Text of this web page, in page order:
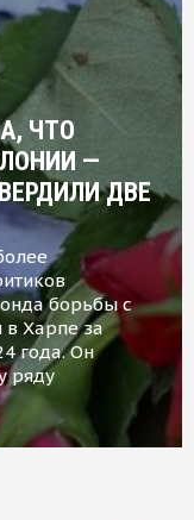
ЧТО
—
ДВЕ
борьбы с
в Харпе за
года. Он
ряду